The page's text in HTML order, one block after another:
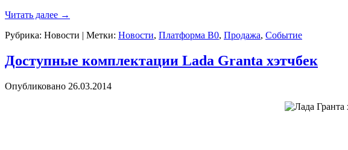
Читать далее →
Рубрика: Новости | Метки: Новости, Платформа B0, Продажа, Событие
Доступные комплектации Lada Granta хэтчбек
Опубликовано 26.03.2014